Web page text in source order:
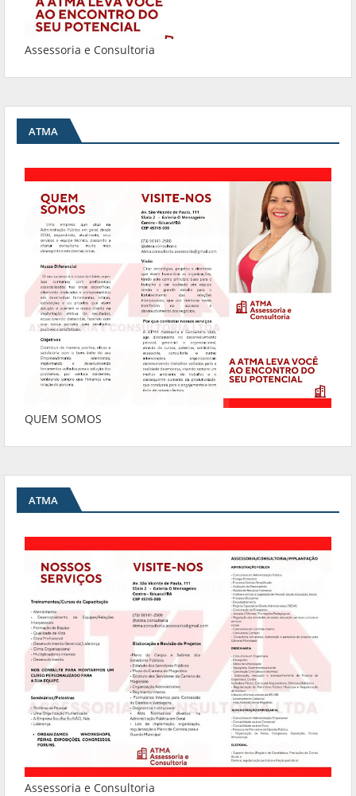
Assessoria e Consultoria
ATMA
QUEM SOMOS
ATMA
Assessoria e Consultoria